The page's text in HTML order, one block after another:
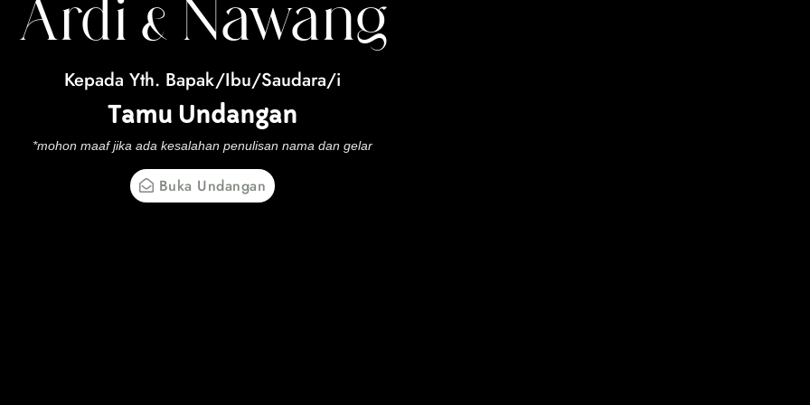
Kepada Yth. Bapak/Ibu/Saudara/i
Tamu Undangan
*mohon maaf jika ada kesalahan penulisan nama dan gelar
Buka Undangan